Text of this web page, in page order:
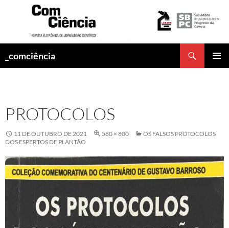
_comciência
PROTOCOLOS
11 DE OUTUBRO DE 2021 580 × 800
OS FALSOS PROTOCOLOS
DOS ESPERTOS DE PLANTÃO